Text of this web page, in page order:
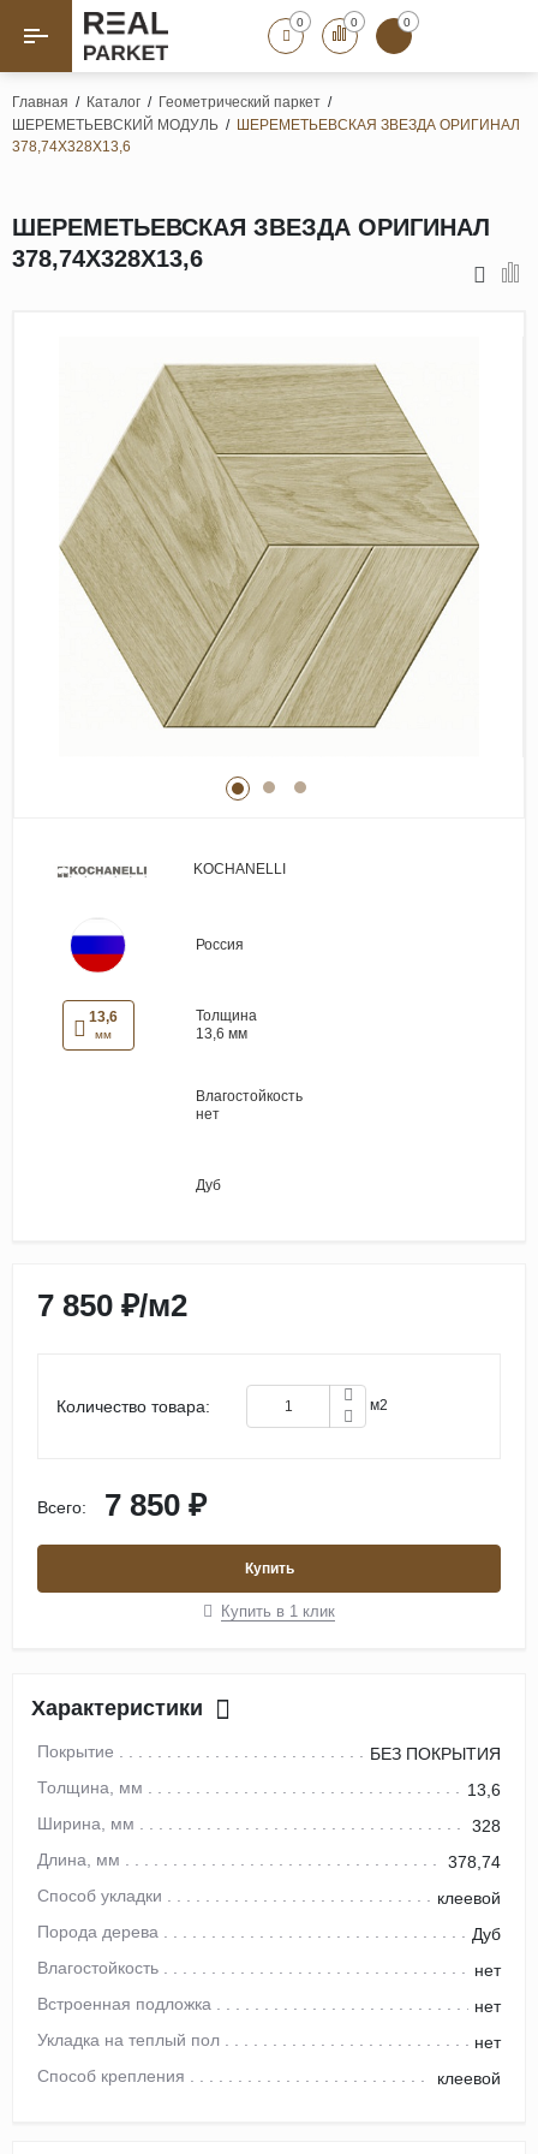
Назад
Паркет «Елка»
Штучный паркет
Художественный паркет
Полы для ванных комнат
Террасная доска
Пробковые покрытия
Ламинат
Виниловые покрытия
Стеновые панели
Клеевая продукция
Паркетные лаки и масла
Сопутствующие материалы
0 0 0
Главная / Каталог / Геометрический паркет /
ШЕРЕМЕТЬЕВСКИЙ МОДУЛЬ / ШЕРЕМЕТЬЕВСКАЯ ЗВЕЗДА ОРИГИНАЛ
378,74Х328Х13,6
ШЕРЕМЕТЬЕВСКАЯ ЗВЕЗДА ОРИГИНАЛ
378,74Х328Х13,6
KOCHANELLI
Россия
13,6
мм
Толщина
13,6 мм
Влагостойкость
нет
Дуб
7 850 ₽/м2
Количество товара: м2
Всего: 7 850 ₽
Купить
Купить в 1 клик
Характеристики
Покрытие
БЕЗ ПОКРЫТИЯ
Толщина, мм
13,6
Ширина, мм
328
Длина, мм
378,74
Способ укладки
клеевой
Порода дерева
Дуб
Влагостойкость
нет
Встроенная подложка
нет
Укладка на теплый пол
нет
Способ крепления
клеевой